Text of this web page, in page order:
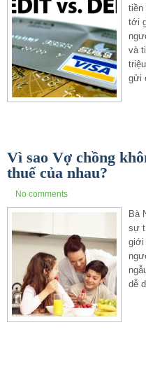
tiền
tới
và
gửi
Vì sao Vợ chồng
thuế của nhau?
No comments
Bà
sự
giới
dễ